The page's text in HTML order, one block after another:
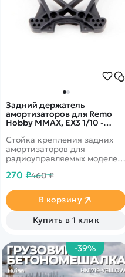
Задний держатель
амортизаторов для Remo
Hobby MMAX, EX3 1/10 -
RH1031/1035 и 10EX3
Стойка крепления задних
амортизаторов для
радиоуправляемых моделей
масштаба 1/10
270 ₽460 ₽
В корзину
Купить в 1 клик
-39%